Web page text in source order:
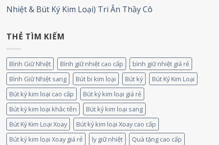
Nhiệt & Bút Ký Kim Loại) Tri Ân Thầy Cô
THẺ TÌM KIẾM
Bình Giữ Nhiệt Bình giữ nhiệt cao cấp
bình giữ nhiệt giá rẻ
Bình Giữ Nhiệt sang
Bút bi kim loại Bút ký
Bút Ký Kim Loại
Bút ký kim loại cao cấp
Bút ký kim loại giá rẻ
Bút ký kim loại khắc tên
Bút ký kim loại sang
Bút Ký Kim Loại Xoay
Bút ký kim loại Xoay cao cấp
Bút ký kim loại Xoay giá rẻ
ly giữ nhiệt
Quà tặng cao cấp